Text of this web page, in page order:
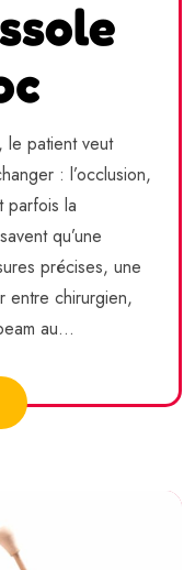
le patient veut
: l’occlusion,
parfois la
qu’une
précises, une
entre chirurgien,
au...